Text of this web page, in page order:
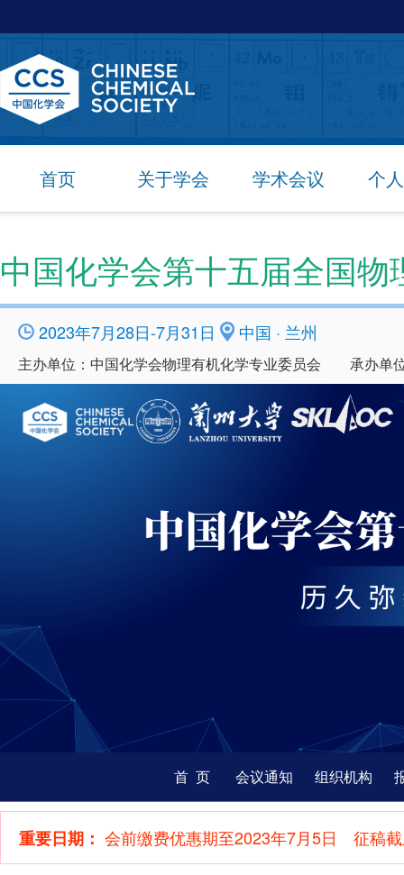
首页 关于学会 学术会议 个
中国化学会第十五届全国
2023年7月28日-7月31日 中国 · 兰州
主办单位：中国化学会物理有机化学专业委员会 承办单
首 页 会议通知 组织机构
重要日期： 会前缴费优惠期至2023年7月5日 征稿